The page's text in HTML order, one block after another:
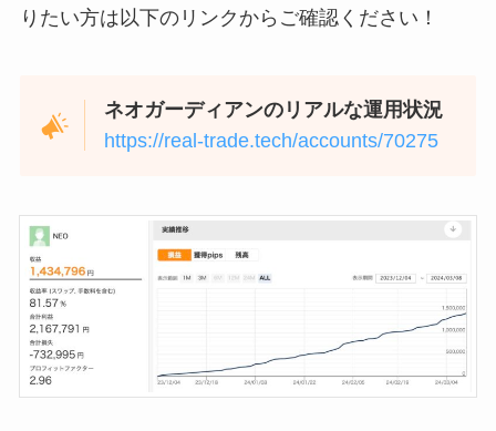
りたい方は以下のリンクからご確認ください！
ネオガーディアンのリアルな運用状況
https://real-trade.tech/accounts/70275